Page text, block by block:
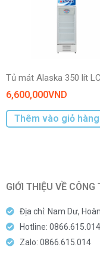
đó, công nghệ này
ở dàn lạnh, hỗ trợ
*Hình ảnh chỉ mang
Tiện ích
Tủ mát Alaska 350 lít
6,600,000VND
Thêm vào giỏ hàng
GIỚI THIỆU VỀ CÔNG
Địa chỉ: Nam Dư,
Hotline: 0866.615.014
Zalo: 0866.615.014